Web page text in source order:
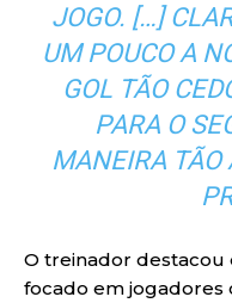
JOGO. […]
UM POUCO A
GOL TÃO
PARA O
MANEIRA TÃO
O treinador destacou
focado em